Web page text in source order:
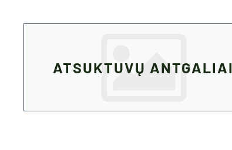
ATSUKTUVŲ ANTGALIAI